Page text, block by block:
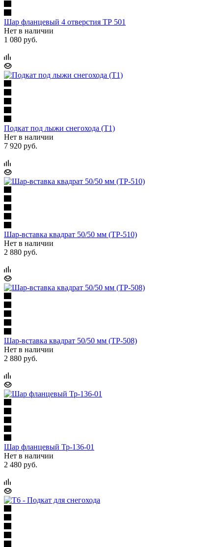
Шар фланцевый 4 отверстия ТР 501
Нет в наличии
1 080 руб.
Подкат под лыжи снегохода (Т1)
Нет в наличии
7 920 руб.
Шар-вставка квадрат 50/50 мм (ТР-510)
Нет в наличии
2 880 руб.
Шар-вставка квадрат 50/50 мм (ТР-508)
Нет в наличии
2 880 руб.
Шар фланцевый Тр-136-01
Нет в наличии
2 480 руб.